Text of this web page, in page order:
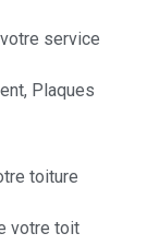
service
Plaques
toiture
votre toit